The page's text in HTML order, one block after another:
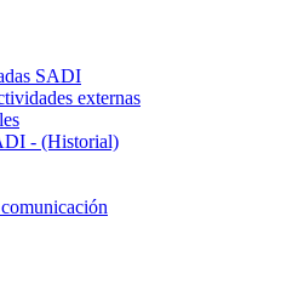
SADI
externas
- (Historial)